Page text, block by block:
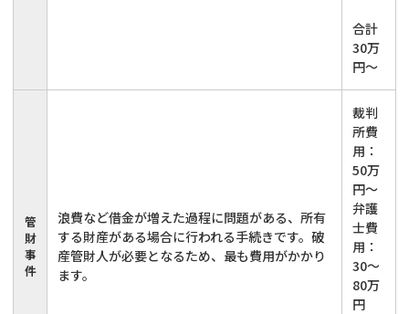
合計
30万
円～
管
財
事
件
浪費など借金が増えた過程に問題がある、所有
する財産がある場合に行われる手続きです。破
産管財人が必要となるため、最も費用がかかり
ます。
裁判
所費
用：
50万
円～
弁護
士費
用：
30～
80万
円